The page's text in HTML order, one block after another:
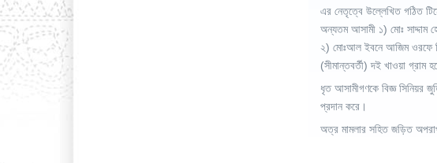
এর নেতৃত্বে উল্লেখিত গঠিত
অন্যতম আসামী ১) মোঃ সাদ্দাম
২) মোঃআল ইবনে আজিম ওরফে
(সীমান্তবর্তী) দই খাওয়া গ্রাম
ধৃত আসামীগণকে বিজ্ঞ সিনিয়র
প্রদান করে।
অত্র মামলার সহিত জড়িত